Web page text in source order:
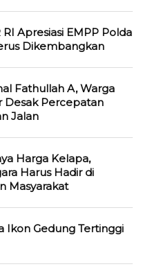
Apresiasi EMPP Polda
Dikembangkan
Fathullah A, Warga
Desak Percepatan
Jalan
Harga Kelapa,
Harus Hadir di
Masyarakat
Ikon Gedung Tertinggi